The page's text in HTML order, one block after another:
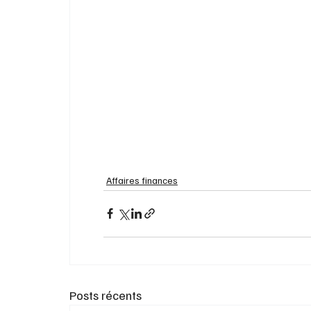
Affaires finances
Posts récents